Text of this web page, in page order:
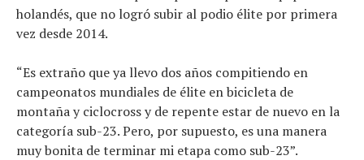
holandés, que no logró subir al podio élite por primera
vez desde 2014.
“Es extraño que ya llevo dos años compitiendo en
campeonatos mundiales de élite en bicicleta de
montaña y ciclocross y de repente estar de nuevo en la
categoría sub-23. Pero, por supuesto, es una manera
muy bonita de terminar mi etapa como sub-23”.